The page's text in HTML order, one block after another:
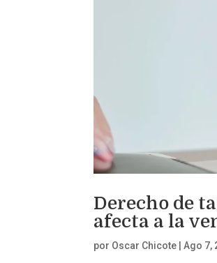
Derecho de
afecta a la
por Oscar Chicote |Ago 7,